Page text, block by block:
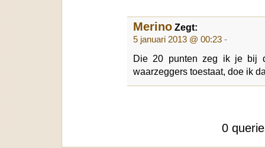
Merino Zegt:
5 januari 2013 @ 00:23 -
Die 20 punten zeg ik je bij
waarzeggers toestaat, doe ik
0